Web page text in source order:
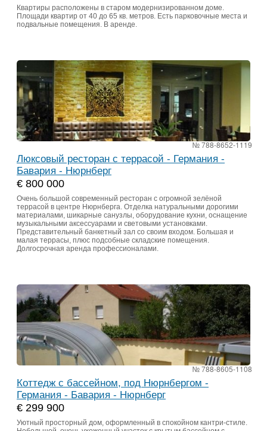
Квартиры расположены в старом модернизированном доме.
Площади квартир от 40 до 65 кв. метров. Есть парковочные места и
подвальные помещения. В аренде.
№ 788-8652-1119
Люксовый ресторан с террасой - Германия -
Бавария - Нюрнберг
€ 800 000
Очень большой современный ресторан с огромной зелёной
террасой в центре Нюрнберга. Отделка натуральными дорогими
материалами, шикарные санузлы, оборудование кухни, оснащение
музыкальными аксессуарами и световыми установками.
Представительный банкетный зал со своим входом. Большая и
малая террасы, плюс подсобные складские помещения.
Долгосрочная аренда профессионалами.
№ 788-8605-1108
Коттедж с бассейном, под Нюрнбергом -
Германия - Бавария - Нюрнберг
€ 299 900
Уютный просторный дом, оформленный в спокойном кантри-стиле.